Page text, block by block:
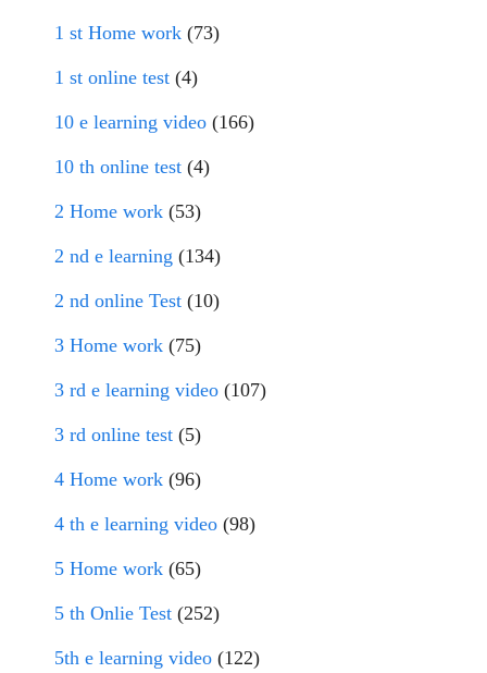
1 st Home work (73)
1 st online test (4)
10 e learning video (166)
10 th online test (4)
2 Home work (53)
2 nd e learning (134)
2 nd online Test (10)
3 Home work (75)
3 rd e learning video (107)
3 rd online test (5)
4 Home work (96)
4 th e learning video (98)
5 Home work (65)
5 th Onlie Test (252)
5th e learning video (122)